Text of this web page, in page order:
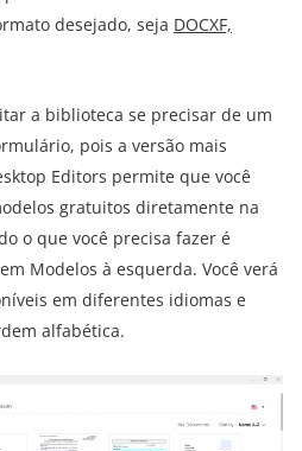
desejado, seja DOCXF,
a biblioteca se precisar de um
pois a versão mais
Editors permite que você
gratuitos diretamente na
o que você precisa fazer é
Modelos à esquerda. Você verá
em diferentes idiomas e
alfabética.